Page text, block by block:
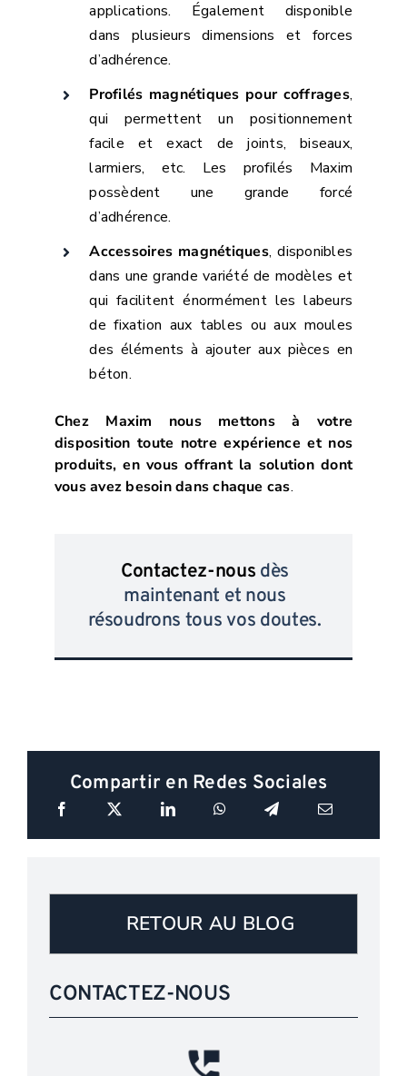
applications. Également disponible
dans plusieurs dimensions et forces
d’adhérence.
Profilés magnétiques pour coffrages,
qui permettent un positionnement
facile et exact de joints, biseaux,
larmiers, etc. Les profilés Maxim
possèdent une grande forcé
d’adhérence.
Accessoires magnétiques, disponibles
dans une grande variété de modèles et
qui facilitent énormément les labeurs
de fixation aux tables ou aux moules
des éléments à ajouter aux pièces en
béton.
Chez Maxim nous mettons à votre
disposition toute notre expérience et nos
produits, en vous offrant la solution dont
vous avez besoin dans chaque cas.
Contactez-nous dès
maintenant et nous
résoudrons tous vos doutes.
Compartir en Redes Sociales
RETOUR AU BLOG
CONTACTEZ-NOUS